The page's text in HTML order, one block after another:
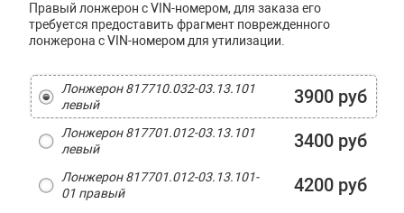
Правый лонжерон с VIN-номером, для заказа его
требуется предоставить фрагмент поврежденного
лонжерона с VIN-номером для утилизации.
Лонжерон 817710.032-03.13.101
левый
3900 руб
Лонжерон 817701.012-03.13.101
левый
3400 руб
Лонжерон 817701.012-03.13.101-
01 правый
4200 руб